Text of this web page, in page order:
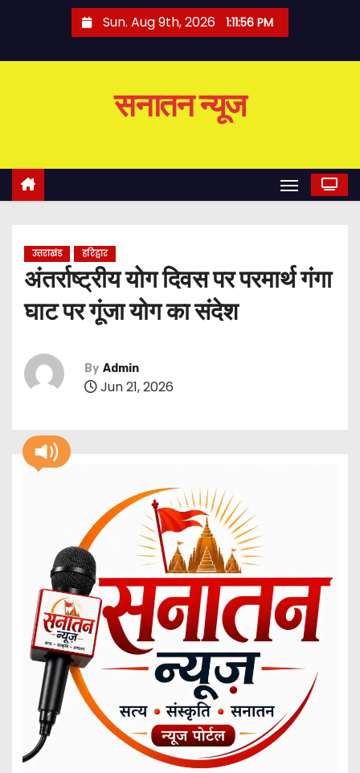
o
Sun. Aug 9th, 2026 1:11:57 PM
सनातन न्यूज
उत्तराखंड हरिद्वार
अंतर्राष्ट्रीय योग दिवस पर परमार्थ गंगा
घाट पर गूंजा योग का संदेश
By Admin
Jun 21, 2026